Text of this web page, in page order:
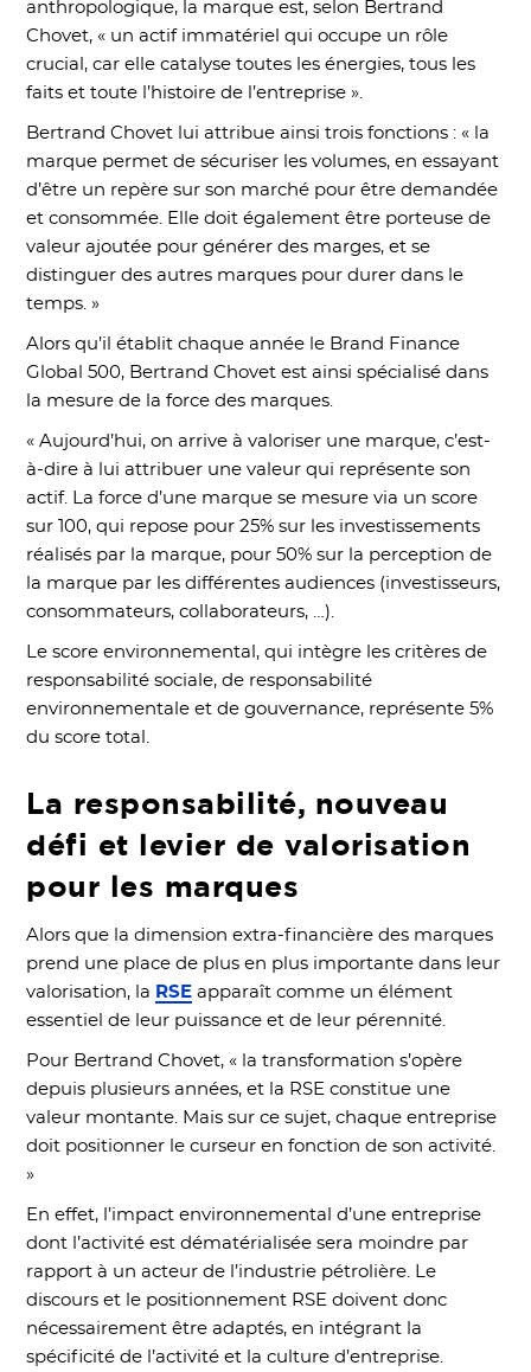
anthropologique, la marque est, selon Bertrand
Chovet, « un actif immatériel qui occupe un rôle
crucial, car elle catalyse toutes les énergies, tous les
faits et toute l’histoire de l’entreprise ».
Bertrand Chovet lui attribue ainsi trois fonctions : « la
marque permet de sécuriser les volumes, en essayant
d’être un repère sur son marché pour être demandée
et consommée. Elle doit également être porteuse de
valeur ajoutée pour générer des marges, et se
distinguer des autres marques pour durer dans le
temps. »
Alors qu’il établit chaque année le Brand Finance
Global 500, Bertrand Chovet est ainsi spécialisé dans
la mesure de la force des marques.
« Aujourd’hui, on arrive à valoriser une marque, c’est-
à-dire à lui attribuer une valeur qui représente son
actif. La force d’une marque se mesure via un score
sur 100, qui repose pour 25% sur les investissements
réalisés par la marque, pour 50% sur la perception de
la marque par les différentes audiences (investisseurs,
consommateurs, collaborateurs, …).
Le score environnemental, qui intègre les critères de
responsabilité sociale, de responsabilité
environnementale et de gouvernance, représente 5%
du score total.
La responsabilité, nouveau
défi et levier de valorisation
pour les marques
Alors que la dimension extra-financière des marques
prend une place de plus en plus importante dans leur
valorisation, la RSE apparaît comme un élément
essentiel de leur puissance et de leur pérennité.
Pour Bertrand Chovet, « la transformation s’opère
depuis plusieurs années, et la RSE constitue une
valeur montante. Mais sur ce sujet, chaque entreprise
doit positionner le curseur en fonction de son activité.
»
En effet, l’impact environnemental d’une entreprise
dont l’activité est dématérialisée sera moindre par
rapport à un acteur de l’industrie pétrolière. Le
discours et le positionnement RSE doivent donc
nécessairement être adaptés, en intégrant la
spécificité de l’activité et la culture d’entreprise.